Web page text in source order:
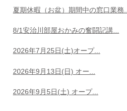
夏期休暇（お盆）期間中の窓口業務...
8/1安治川部屋おかみの奮闘記講...
2026年7月25日(土)オープ...
2026年9月13日(日) オー...
2026年9月5日(土) オープ...